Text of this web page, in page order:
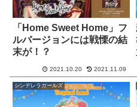
「Home Sweet Home」フ
ルバージョンには戦慄の結
末が！？
2021.10.20 2021.11.09
シンデレラガールズ